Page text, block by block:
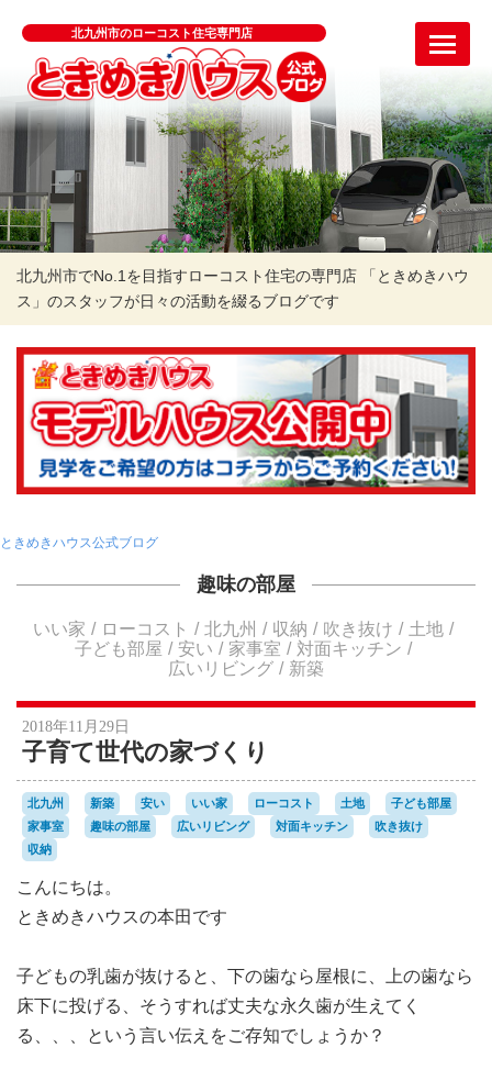
北九州市のローコスト住宅専門店
北九州市でNo.1を目指すローコスト住宅の専門店 「ときめきハウ
ス」のスタッフが日々の活動を綴るブログです
ときめきハウス公式ブログ
趣味の部屋
いい家 ローコスト 北九州 収納 吹き抜け
土地
子ども部屋
安い 家事室
対面キッチン
広いリビング
新築
2018年11月29日
子育て世代の家づくり
北九州 新築 安い いい家 ローコスト 土地
子ども部屋
家事室
趣味の部屋 広いリビング 対面キッチン
吹き抜け
収納
こんにちは。
ときめきハウスの本田です
子どもの乳歯が抜けると、下の歯なら屋根に、上の歯なら
床下に投げる、そうすれば丈夫な永久歯が生えてく
る、、、という言い伝えをご存知でしょうか？